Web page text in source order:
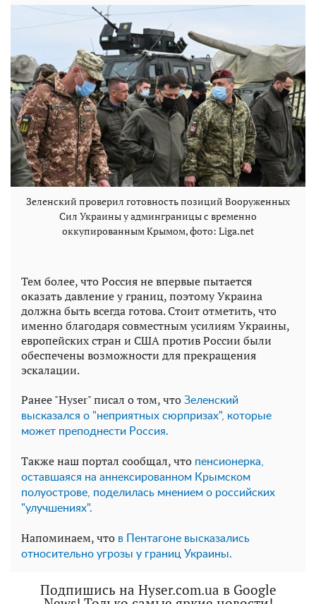
Зеленский проверил готовность позиций Вооруженных
Сил Украины у админграницы с временно
оккупированным Крымом, фото: Liga.net
Тем более, что Россия не впервые пытается
оказать давление у границ, поэтому Украина
должна быть всегда готова. Стоит отметить, что
именно благодаря совместным усилиям Украины,
европейских стран и США против России были
обеспечены возможности для прекращения
эскалации.
Ранее "Hyser" писал о том, что Зеленский
высказался о "неприятных сюрпризах", которые
может преподнести Россия.
Также наш портал сообщал, что пенсионерка,
оставшаяся на аннексированном Крымском
полуострове, поделилась мнением о российских
"улучшениях".
Напоминаем, что в Пентагоне высказались
относительно угрозы у границ Украины.
Подпишись на Hyser.com.ua в Google